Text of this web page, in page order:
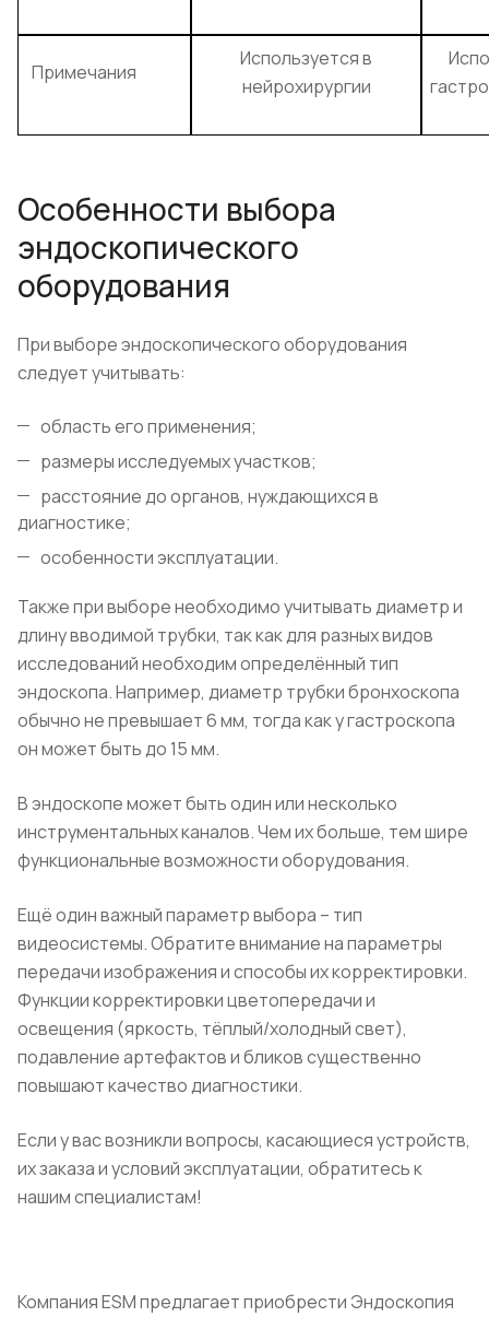
Примечания
Используется в
нейрохирургии
Особенности выбора
эндоскопического
оборудования
При выборе эндоскопического оборудования
следует учитывать:
область его применения;
размеры исследуемых участков;
расстояние до органов, нуждающихся в
диагностике;
особенности эксплуатации.
Также при выборе необходимо учитывать диаметр и
длину вводимой трубки, так как для разных видов
исследований необходим определённый тип
эндоскопа. Например, диаметр трубки бронхоскопа
обычно не превышает 6 мм, тогда как у гастроскопа
он может быть до 15 мм.
В эндоскопе может быть один или несколько
инструментальных каналов. Чем их больше, тем шире
функциональные возможности оборудования.
Ещё один важный параметр выбора – тип
видеосистемы. Обратите внимание на параметры
передачи изображения и способы их корректировки.
Функции корректировки цветопередачи и
освещения (яркость, тёплый/холодный свет),
подавление артефактов и бликов существенно
повышают качество диагностики.
Если у вас возникли вопросы, касающиеся устройств,
их заказа и условий эксплуатации, обратитесь к
нашим специалистам!
Компания ESM предлагает приобрести Эндоскопия